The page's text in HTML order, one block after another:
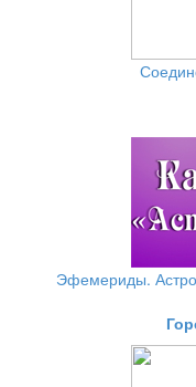
Эфемериды.